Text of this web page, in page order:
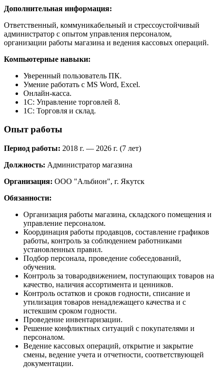
Дополнительная информация:
Ответственный, коммуникабельный и стрессоустойчивый
администратор с опытом управления персоналом,
организации работы магазина и ведения кассовых операций.
Компьютерные навыки:
Уверенный пользователь ПК.
Умение работать с MS Word, Excel.
Онлайн-касса.
1С: Управление торговлей 8.
1С: Торговля и склад.
Опыт работы
Период работы: 2018 г. — 2026 г. (7 лет)
Должность: Администратор магазина
Организация: ООО "Альбион", г. Якутск
Обязанности:
Организация работы магазина, складского помещения и
управление персоналом.
Координация работы продавцов, составление графиков
работы, контроль за соблюдением работниками
установленных правил.
Подбор персонала, проведение собеседований,
обучения.
Контроль за товародвижением, поступающих товаров на
качество, наличия ассортимента и ценников.
Контроль остатков и сроков годности, списание и
утилизация товаров ненадлежащего качества и с
истекшим сроком годности.
Проведение инвентаризации.
Решение конфликтных ситуаций с покупателями и
персоналом.
Ведение кассовых операций, открытие и закрытие
смены, ведение учета и отчетности, соответствующей
документации.